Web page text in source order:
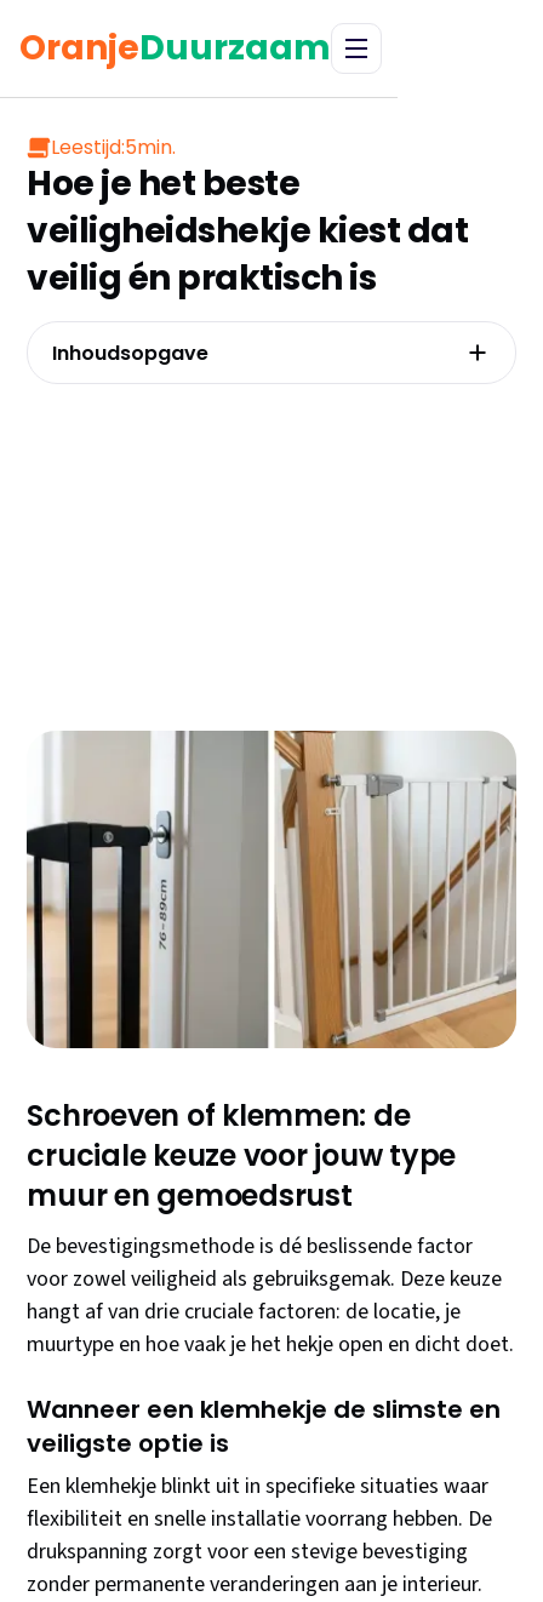
OranjeDuurzaam
Leestijd:5min.
Hoe je het beste
veiligheidshekje kiest dat
veilig én praktisch is
Een veiligheidshekje kopen lijkt simpel, maar de
verkeerde keuze kan gevaarlijke gevolgen hebben. De
beslissing tussen klemmen of schroeven bepaalt niet
alleen de veiligheid, maar ook hoeveel stress je als
ouder ervaart. Dit artikel toont je precies welk type
hekje bij jouw situatie past en waarop je moet letten
voor maximale bescherming.
Schroeven of klemmen: de
cruciale keuze voor jouw type
muur en gemoedsrust
De bevestigingsmethode is dé beslissende factor
voor zowel veiligheid als gebruiksgemak. Deze keuze
hangt af van drie cruciale factoren: de locatie, je
muurtype en hoe vaak je het hekje open en dicht doet.
Wanneer een klemhekje de slimste en
veiligste optie is
Een klemhekje blinkt uit in specifieke situaties waar
flexibiliteit en snelle installatie voorrang hebben. De
drukspanning zorgt voor een stevige bevestiging
zonder permanente veranderingen aan je interieur.
Inhoudsopgave